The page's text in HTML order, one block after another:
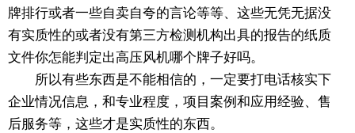
牌排行或者一些自卖自夸的言论等等、这些无凭无据没
有实质性的或者没有第三方检测机构出具的报告的纸质
文件你怎能判定出高压风机哪个牌子好吗。
所以有些东西是不能相信的，一定要打电话核实下
企业情况信息，和专业程度，项目案例和应用经验、售
后服务等，这些才是实质性的东西。